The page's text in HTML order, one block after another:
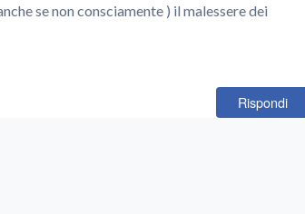
se non consciamente ) il malessere dei
Rispondi